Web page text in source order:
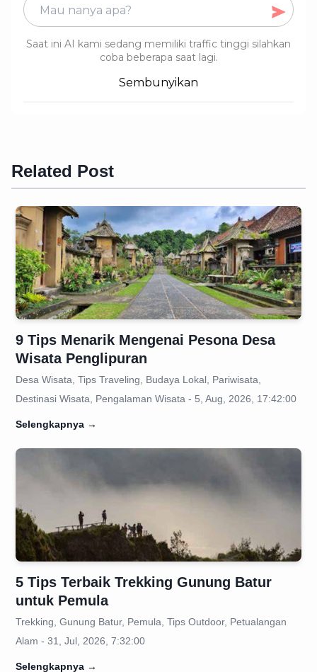
Saat ini AI kami sedang memiliki traffic tinggi silahkan
coba beberapa saat lagi.
Sembunyikan
Related Post
9 Tips Menarik Mengenai Pesona Desa
Wisata Penglipuran
Desa Wisata, Tips Traveling, Budaya Lokal, Pariwisata,
Destinasi Wisata, Pengalaman Wisata - 5, Aug, 2026, 17:42:00
Selengkapnya →
5 Tips Terbaik Trekking Gunung Batur
untuk Pemula
Trekking, Gunung Batur, Pemula, Tips Outdoor, Petualangan
Alam - 31, Jul, 2026, 7:32:00
Selengkapnya →